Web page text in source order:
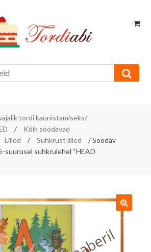
tordi kaunistamiseks/
/
Kõik söödavad
Lilled / Suhkrust lilled
/ Söödav
suurusel suhkrulehel “HEAD